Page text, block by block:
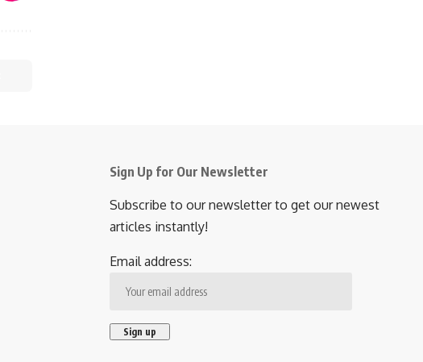
Sign Up for Our Newsletter
Subscribe to our newsletter to get our newest
articles instantly!
Email address: